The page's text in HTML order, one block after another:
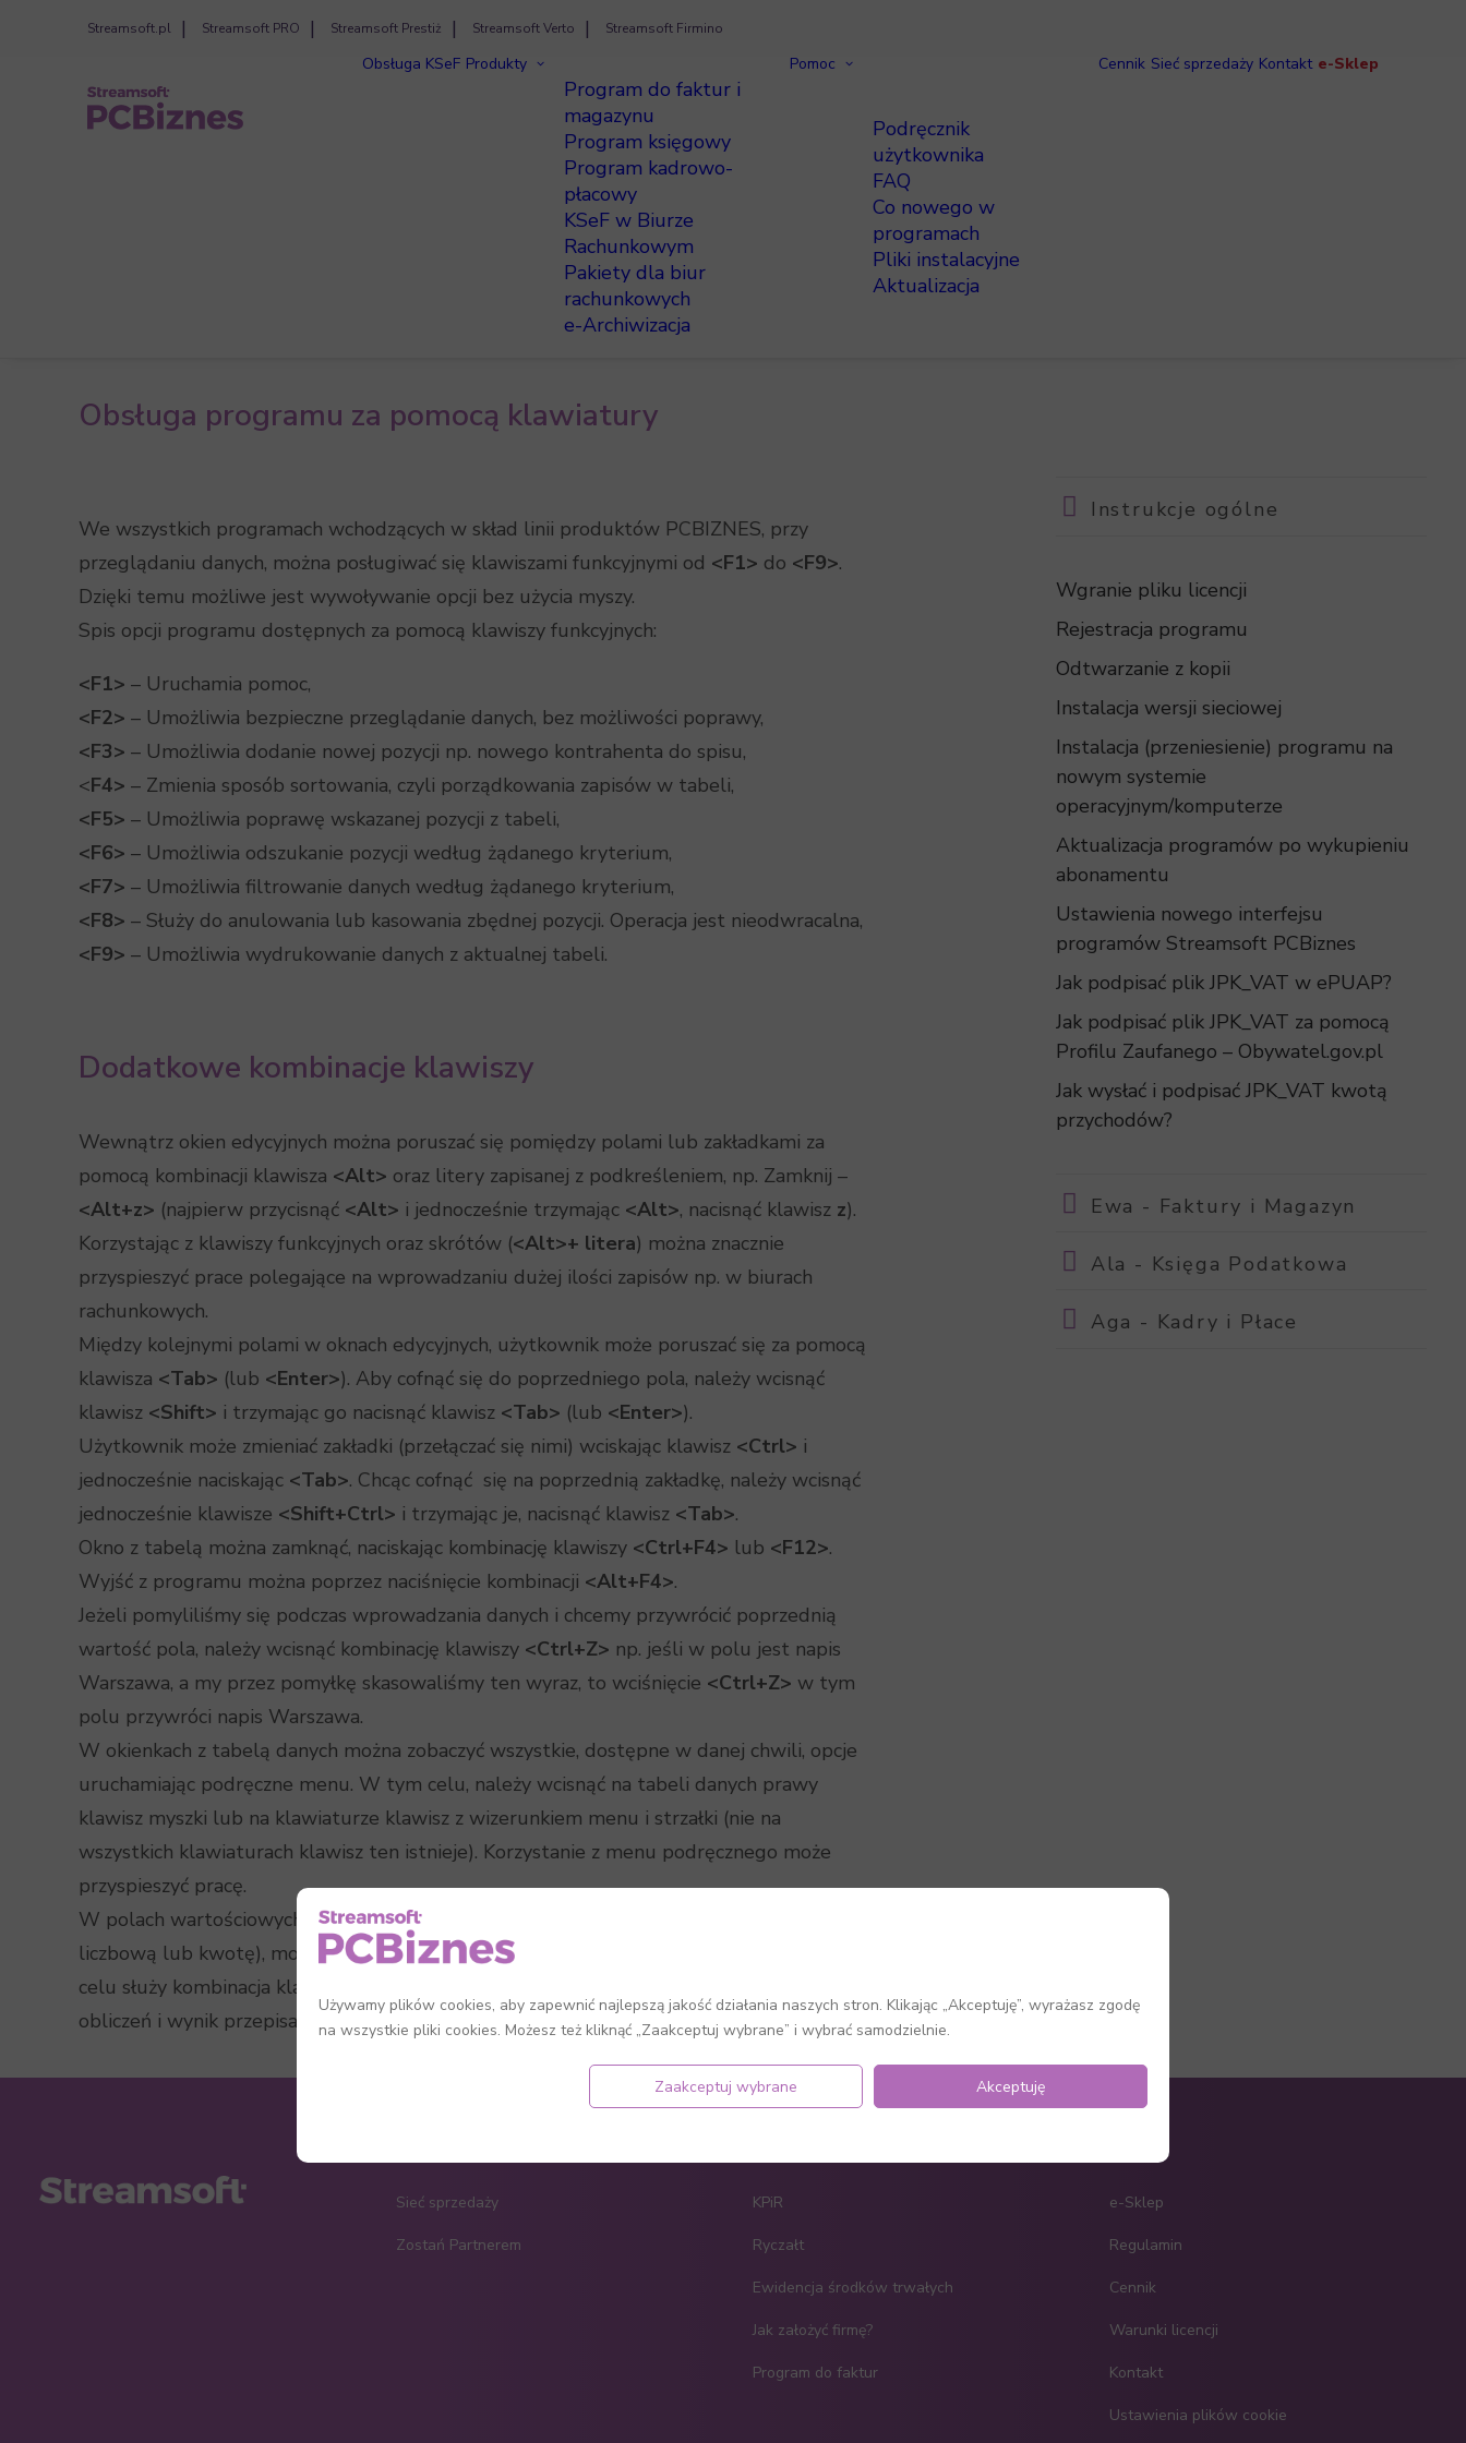
Streamsoft.pl Streamsoft PRO Streamsoft Prestiż Streamsoft Verto Streamsoft Firmino
Obsługa KSeF Produkty
Program do faktur i
magazynu
Program księgowy
Program kadrowo-
płacowy
KSeF w Biurze
Rachunkowym
Pakiety dla biur
rachunkowych
e-Archiwizacja
Pomoc
Podręcznik
użytkownika
FAQ
Co nowego w
programach
Pliki instalacyjne
Aktualizacja
Cennik Sieć sprzedaży Kontakt e-Sklep
Obsługa programu za pomocą klawiatury
We wszystkich programach wchodzących w skład linii produktów PCBIZNES, przy
przeglądaniu danych, można posługiwać się klawiszami funkcyjnymi od <F1> do <F9>.
Dzięki temu możliwe jest wywoływanie opcji bez użycia myszy.
Spis opcji programu dostępnych za pomocą klawiszy funkcyjnych:
<F1> – Uruchamia pomoc,
<F2> – Umożliwia bezpieczne przeglądanie danych, bez możliwości poprawy,
<F3> – Umożliwia dodanie nowej pozycji np. nowego kontrahenta do spisu,
<F4> – Zmienia sposób sortowania, czyli porządkowania zapisów w tabeli,
<F5> – Umożliwia poprawę wskazanej pozycji z tabeli,
<F6> – Umożliwia odszukanie pozycji według żądanego kryterium,
<F7> – Umożliwia filtrowanie danych według żądanego kryterium,
<F8> – Służy do anulowania lub kasowania zbędnej pozycji. Operacja jest nieodwracalna,
<F9> – Umożliwia wydrukowanie danych z aktualnej tabeli.
Dodatkowe kombinacje klawiszy
Wewnątrz okien edycyjnych można poruszać się pomiędzy polami lub zakładkami za
pomocą kombinacji klawisza <Alt> oraz litery zapisanej z podkreśleniem, np. Zamknij –
<Alt+z> (najpierw przycisnąć <Alt> i jednocześnie trzymając <Alt>, nacisnąć klawisz z).
Korzystając z klawiszy funkcyjnych oraz skrótów (<Alt>+ litera) można znacznie
przyspieszyć prace polegające na wprowadzaniu dużej ilości zapisów np. w biurach
rachunkowych.
Między kolejnymi polami w oknach edycyjnych, użytkownik może poruszać się za pomocą
klawisza <Tab> (lub <Enter>). Aby cofnąć się do poprzedniego pola, należy wcisnąć
klawisz <Shift> i trzymając go nacisnąć klawisz <Tab> (lub <Enter>).
Użytkownik może zmieniać zakładki (przełączać się nimi) wciskając klawisz <Ctrl> i
jednocześnie naciskając <Tab>. Chcąc cofnąć się na poprzednią zakładkę, należy wcisnąć
jednocześnie klawisze <Shift+Ctrl> i trzymając je, nacisnąć klawisz <Tab>.
Okno z tabelą można zamknąć, naciskając kombinację klawiszy <Ctrl+F4> lub <F12>.
Wyjść z programu można poprzez naciśnięcie kombinacji <Alt+F4>.
Jeżeli pomyliliśmy się podczas wprowadzania danych i chcemy przywrócić poprzednią
wartość pola, należy wcisnąć kombinację klawiszy <Ctrl+Z> np. jeśli w polu jest napis
Warszawa, a my przez pomyłkę skasowaliśmy ten wyraz, to wciśnięcie <Ctrl+Z> w tym
polu przywróci napis Warszawa.
W okienkach z tabelą danych można zobaczyć wszystkie, dostępne w danej chwili, opcje
uruchamiając podręczne menu. W tym celu, należy wcisnąć na tabeli danych prawy
klawisz myszki lub na klawiaturze klawisz z wizerunkiem menu i strzałki (nie na
wszystkich klawiaturach klawisz ten istnieje). Korzystanie z menu podręcznego może
przyspieszyć pracę.
W polach wartościowych lub kwotowych (tzn. w takich, do których należy wpisać wartość
liczbową lub kwotę), można skorzystać z podręcznego arkusza kalkulacyjnego. Do tego
celu służy kombinacja klawiszy
obliczeń i wynik przepisać do aktualnego pola
Instrukcje ogólne
Wgranie pliku licencji
Rejestracja programu
Odtwarzanie z kopii
Instalacja wersji sieciowej
Instalacja (przeniesienie) programu na
nowym systemie
operacyjnym/komputerze
Aktualizacja programów po wykupieniu
abonamentu
Ustawienia nowego interfejsu
programów Streamsoft PCBiznes
Jak podpisać plik JPK_VAT w ePUAP?
Jak podpisać plik JPK_VAT za pomocą
Profilu Zaufanego – Obywatel.gov.pl
Jak wysłać i podpisać JPK_VAT kwotą
przychodów?
Ewa - Faktury i Magazyn
Ala - Księga Podatkowa
Aga - Kadry i Płace
Sieć sprzedaży
Zostań Partnerem
KPiR
Ryczałt
Ewidencja środków trwałych
Jak założyć firmę?
Program do faktur
e-Sklep
Regulamin
Cennik
Warunki licencji
Kontakt
Ustawienia plików cookie
Używamy plików cookies, aby zapewnić najlepszą jakość działania naszych stron. Klikając „Akceptuję”, wyrażasz zgodę
na wszystkie pliki cookies. Możesz też kliknąć „Zaakceptuj wybrane” i wybrać samodzielnie.
Zaakceptuj wybrane Akceptuję